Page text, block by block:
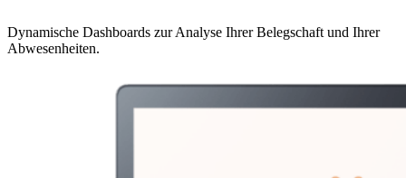
Dynamische Dashboards zur Analyse Ihrer Belegschaft und Ihrer
Abwesenheiten.